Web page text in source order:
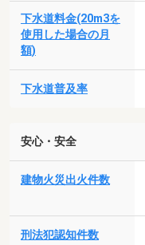
下水道料金(20m3を
使用した場合の月
額)
下水道普及率
安心・安全
建物火災出火件数
刑法犯認知件数